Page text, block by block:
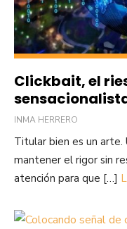
Clickbait, el
INMA HERRERO
Titular bien es un
mantener el rigor sin
atención para que […]